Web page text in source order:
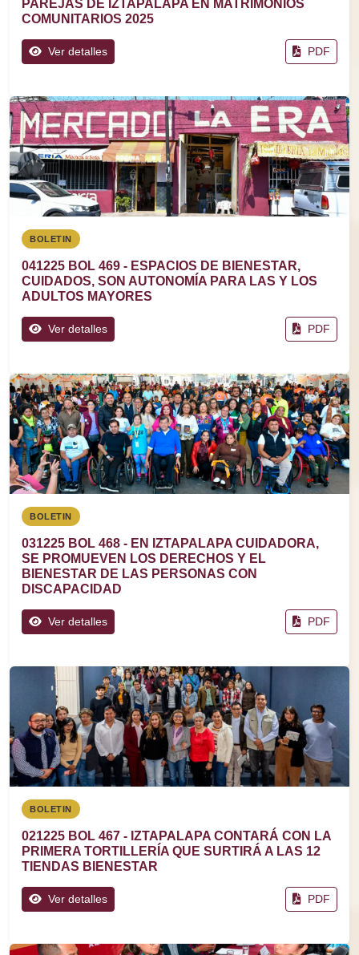
PAREJAS DE IZTAPALAPA EN MATRIMONIOS
COMUNITARIOS 2025
Ver detalles PDF
BOLETIN
041225 BOL 469 - ESPACIOS DE BIENESTAR,
CUIDADOS, SON AUTONOMÍA PARA LAS Y LOS
ADULTOS MAYORES
Ver detalles PDF
BOLETIN
031225 BOL 468 - EN IZTAPALAPA CUIDADORA,
SE PROMUEVEN LOS DERECHOS Y EL
BIENESTAR DE LAS PERSONAS CON
DISCAPACIDAD
Ver detalles PDF
BOLETIN
021225 BOL 467 - IZTAPALAPA CONTARÁ CON LA
PRIMERA TORTILLERÍA QUE SURTIRÁ A LAS 12
TIENDAS BIENESTAR
Ver detalles PDF